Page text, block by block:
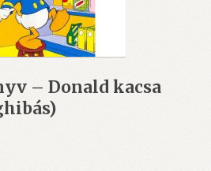
– Donald kacsa